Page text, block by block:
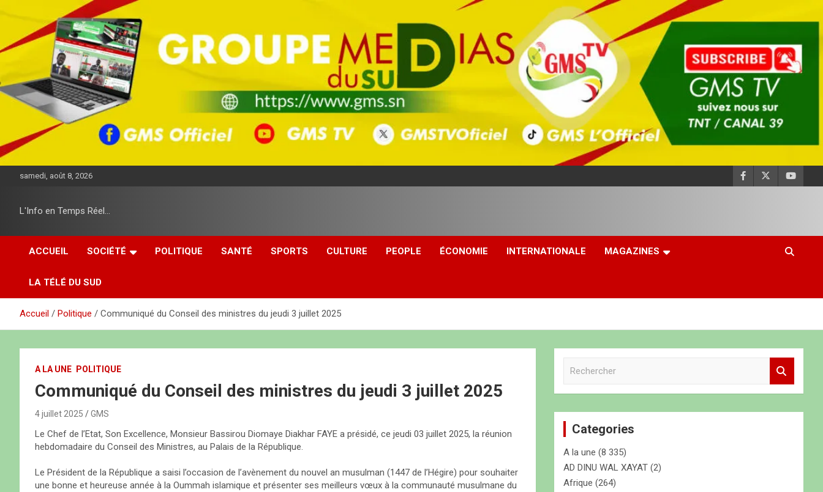
e
u
c
e
n
samedi, août 8, 2026
L'Info en Temps Réel…
ACCUEIL SOCIÉTÉ POLITIQUE SANTÉ SPORTS CULTURE PEOPLE ÉCONOMIE INTERNATIONALE MAGAZINES
LA TÉLÉ DU SUD
Accueil Politique Communiqué du Conseil des ministres du jeudi 3 juillet 2025
A LA UNE POLITIQUE
Communiqué du Conseil des ministres du jeudi 3 juillet 2025
4 juillet 2025 GMS
Le Chef de l’Etat, Son Excellence, Monsieur Bassirou Diomaye Diakhar FAYE a présidé, ce jeudi 03 juillet 2025, la réunion
hebdomadaire du Conseil des Ministres, au Palais de la République.
Le Président de la République a saisi l’occasion de l’avènement du nouvel an musulman (1447 de l’Hégire) pour souhaiter
une bonne et heureuse année à la Oummah islamique et présenter ses meilleurs vœux à la communauté musulmane du
e
c
h
e
r
Categories
A la une (8 335)
AD DINU WAL XAYAT (2)
Afrique (264)